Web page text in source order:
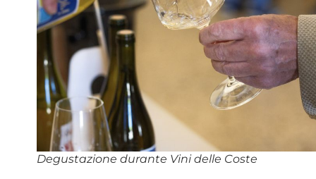
Degustazione durante Vini delle Coste